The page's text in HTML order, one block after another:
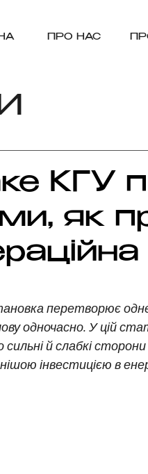
ПРО НАС
КГУ
як
перетворює
одночасно. У цій
й слабкі
інвестицією в